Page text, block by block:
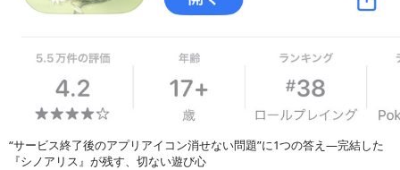
“サービス終了後のアプリアイコン消せない問題”に1つの答え―完結した
『シノアリス』が残す、切ない遊び心